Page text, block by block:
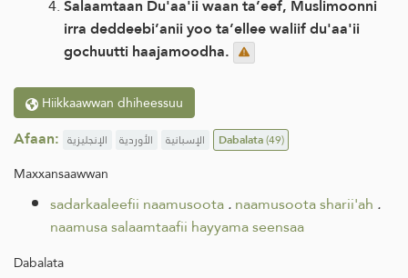
Salaamtaan Du'aa'ii waan ta’eef, Muslimoonni
irra deddeebi’anii yoo ta’ellee waliif du'aa'ii
gochuutti haajamoodha.
Hiikkaawwan dhiheessuu
Afaan: الإنجليزية الأوردية الإسبانية Dabalata(49)
Maxxansaawwan
sadarkaaleefii naamusoota.naamusoota sharii'ah .
naamusa salaamtaafii hayyama seensaa
Dabalata